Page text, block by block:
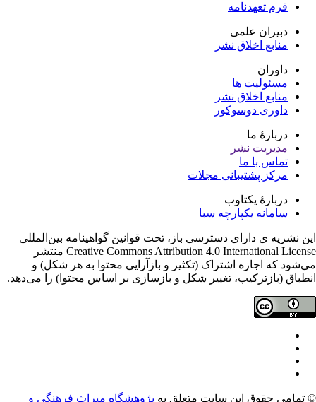
فرم تعهدنامه
دبیران علمی
منابع اخلاق نشر
داوران
مسئولیت ها
منابع اخلاق نشر
داوری دوسوکور
دربارۀ ما
مدیریت نشر
تماس با ما
مرکز پشتیبانی مجلات
دربارۀ یکتاوب
سامانه یکپارچه سبا
نشریه ی دارای دسترسی باز، تحت قوانین گواهینامه بین‌المللی
Creative Commons Attribution 4.0 International License منتشر
که اجازه اشتراک (تکثیر و بازآرایی محتوا به هر شکل) و
(بازترکیب، تغییر شکل و بازسازی بر اساس محتوا) را می‌دهد.
تمامی حقوق این سایت متعلق بهپژوهشگاه میراث فرهنگی و